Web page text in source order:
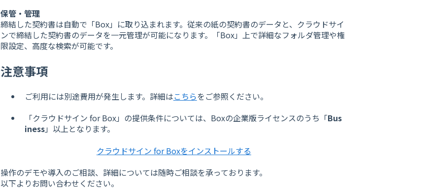
保管・管理
締結した契約書は自動で「Box」に取り込まれます。従来の紙の契約書のデータと、クラウドサイ
ンで締結した契約書のデータを一元管理が可能になります。「Box」上で詳細なフォルダ管理や権
限設定、高度な検索が可能です。
注意事項
ご利用には別途費用が発生します。詳細はこちらをご参照ください。
「クラウドサイン for Box」の提供条件については、Boxの企業版ライセンスのうち「Bus
iness」以上となります。
クラウドサイン for Boxをインストールする
操作のデモや導入のご相談、詳細については随時ご相談を承っております。
以下よりお問い合わせください。